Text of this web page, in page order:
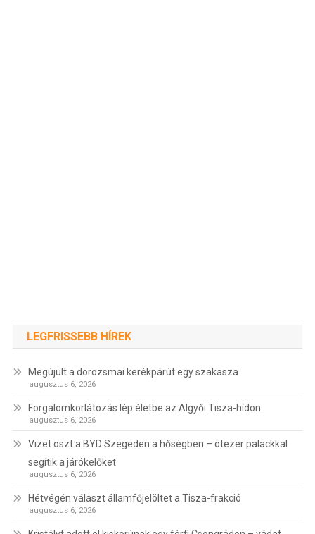
LEGFRISSEBB HÍREK
Megújult a dorozsmai kerékpárút egy szakasza
augusztus 6, 2026
Forgalomkorlátozás lép életbe az Algyői Tisza-hídon
augusztus 6, 2026
Vizet oszt a BYD Szegeden a hőségben – ötezer palackkal
segítik a járókelőket
augusztus 6, 2026
Hétvégén választ államfőjelöltet a Tisza-frakció
augusztus 6, 2026